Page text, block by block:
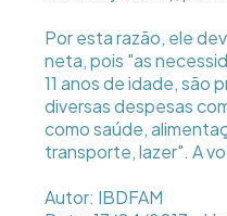
Por esta razão, ele
neta, pois "as
11 anos de idade, são
diversas despesas
como saúde,
transporte, lazer". A
Autor: IBDFAM